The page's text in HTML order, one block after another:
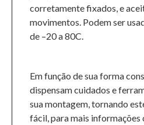
corretamente fixados, e
movimentos. Podem ser
de –20 a 80C.
Em função de sua forma
dispensam cuidados e
sua montagem, tornando
fácil, para mais informações